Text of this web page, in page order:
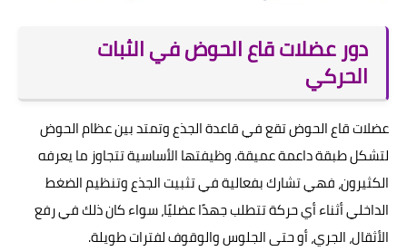
دور عضلات قاع الحوض في الثبات
الحركي
عضلات قاع الحوض تقع في قاعدة الجذع وتمتد بين عظام الحوض
لتشكل طبقة داعمة عميقة. وظيفتها الأساسية تتجاوز ما يعرفه
الكثيرون، فهي تشارك بفعالية في تثبيت الجذع وتنظيم الضغط
الداخلي أثناء أي حركة تتطلب جهدًا عضليًا، سواء كان ذلك في رفع
الأثقال، الجري، أو حتى الجلوس والوقوف لفترات طويلة.